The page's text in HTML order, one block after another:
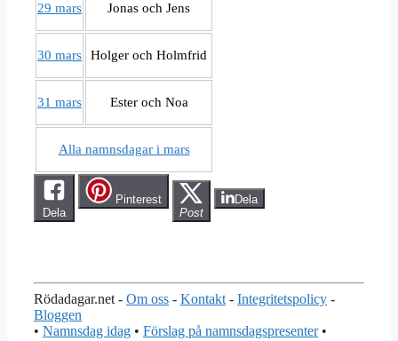
29 mars Jonas och Jens
30 mars Holger och Holmfrid
31 mars Ester och Noa
Alla namnsdagar i mars
Dela
Pinterest
Post
Dela
Rödadagar.net - Om oss - Kontakt - Integritetspolicy -
Bloggen
• Namnsdag idag • Förslag på namnsdagspresenter•